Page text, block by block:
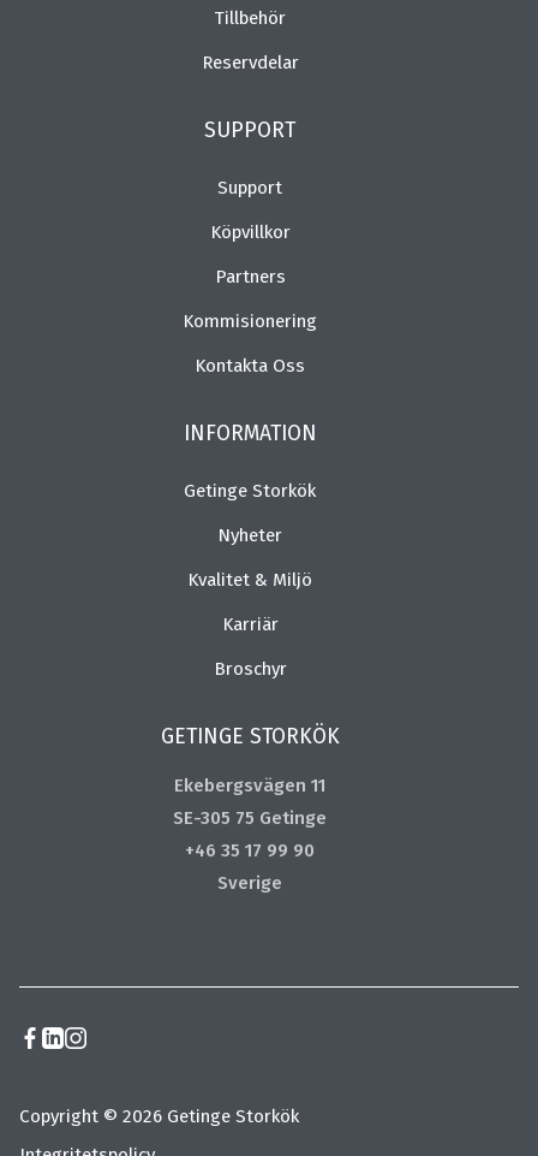
Tillbehör
Reservdelar
SUPPORT
Support
Köpvillkor
Partners
Kommisionering
Kontakta Oss
INFORMATION
Getinge Storkök
Nyheter
Kvalitet & Miljö
Karriär
Broschyr
GETINGE STORKÖK
Ekebergsvägen 11
SE-305 75 Getinge
+46 35 17 99 90
Sverige
Copyright © 2026 Getinge Storkök